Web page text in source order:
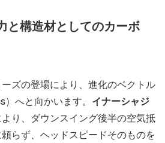
と構造材としてのカーボ
ズの登場により、進化のベクトル
へと向かいます。 イナーシャジ
り、ダウンスイング後半の空気抵
らず、ヘッドスピードそのものを